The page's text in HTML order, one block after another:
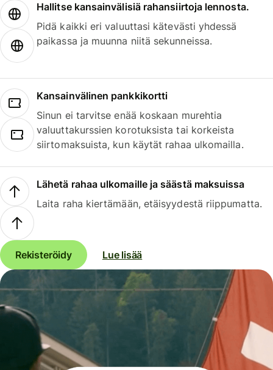
Hallitse kansainvälisiä rahansiirtoja lennosta.
Pidä kaikki eri valuuttasi kätevästi yhdessä
paikassa ja muunna niitä sekunneissa.
Kansainvälinen pankkikortti
Sinun ei tarvitse enää koskaan murehtia
valuuttakurssien korotuksista tai korkeista
siirtomaksuista, kun käytät rahaa ulkomailla.
Lähetä rahaa ulkomaille ja säästä maksuissa
Laita raha kiertämään, etäisyydestä riippumatta.
Rekisteröidy Lue lisää